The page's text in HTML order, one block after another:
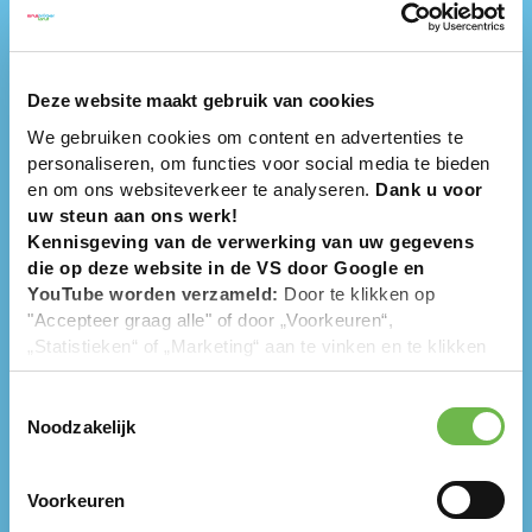
Deze website maakt gebruik van cookies
We gebruiken cookies om content en advertenties te
personaliseren, om functies voor social media te bieden
en om ons websiteverkeer te analyseren. Dank u voor
uw steun aan ons werk!
Kennisgeving van de verwerking van uw gegevens
die op deze website in de VS door Google en
YouTube worden verzameld: Door te klikken op
"Accepteer graag alle" of door „Voorkeuren“,
„Statistieken“ of „Marketing“ aan te vinken en te klikken
op "Selectie handmatig instellen", stemt u er ook mee in
overeenstemming met Art. 49 (1) zin 1 lit. a DSGVO. De
VS zijn door het Europees Hof van Justitie beoordeeld
gegevensbescherming volgens EU-normen. In het
Noodzakelijk
Voorkeuren